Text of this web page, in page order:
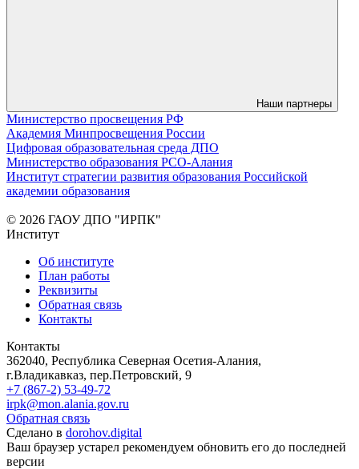
Наши партнеры
Министерство просвещения РФ
Академия Минпросвещения России
Цифровая образовательная среда ДПО
Министерство образования РСО-Алания
Институт стратегии развития образования Российской
академии образования
© 2026 ГАОУ ДПО "ИРПК"
Институт
Об институте
План работы
Реквизиты
Обратная связь
Контакты
Контакты
362040, Республика Северная Осетия-Алания,
г.Владикавказ, пер.Петровский, 9
+7 (867-2) 53-49-72
irpk@mon.alania.gov.ru
Обратная связь
Сделано в dorohov.digital
Ваш браузер устарел рекомендуем обновить его до последней
версии